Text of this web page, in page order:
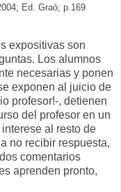
Ed. Graó; p.169
expositivas son
Los alumnos
necesarias y ponen
exponen al juicio de
profesor!-, detienen
del profesor en un
al resto de
no recibir respuesta,
comentarios
aprenden pronto,